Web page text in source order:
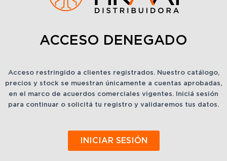
ACCESO DENEGADO
Acceso restringido a clientes registrados. Nuestro catálogo,
precios y stock se muestran únicamente a cuentas aprobadas,
en el marco de acuerdos comerciales vigentes. Iniciá sesión
para continuar o solicitá tu registro y validaremos tus datos.
INICIAR SESIÓN